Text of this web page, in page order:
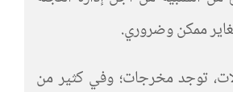
ممكن وضروري.
توجد مخرجات؛ وفي كثير من